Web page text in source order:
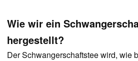
Wie wir ein
hergestellt?
Der Schwangerschaftstee wird, wie